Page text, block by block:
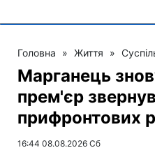
Головна » Життя »
Марганець
прем'єр
прифронтових
16:44 08.08.2026 Сб